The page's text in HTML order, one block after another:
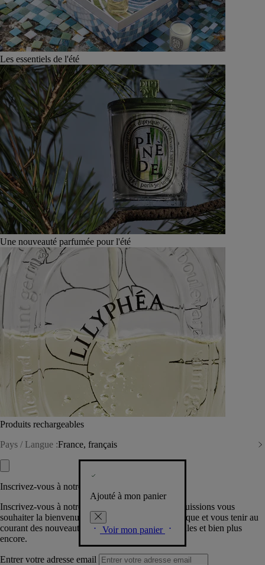
Les essentiels de l'été
Une nouveauté parfumée pour l'été
Produits rechargeables
Pays / Langue :France, français
Ajouté à mon panier
Voir mon panier
Inscrivez-vous à notre Newsletter
Inscrivez-vous à notre newsletter pour que nous puissions vous
souhaiter la bienvenue dans la communauté Diptyque et vous tenir au
courant des nouveautés, événements, offres spéciales et bien plus
encore.
Entrer votre adresse email